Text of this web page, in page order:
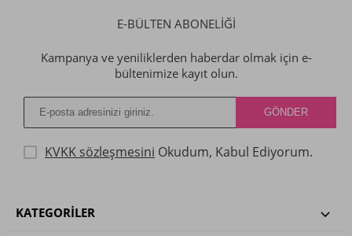
E-BÜLTEN ABONELİĞİ
Kampanya ve yeniliklerden haberdar olmak için e-
bültenimize kayıt olun.
KVKK sözleşmesini Okudum, Kabul Ediyorum.
KATEGORILER